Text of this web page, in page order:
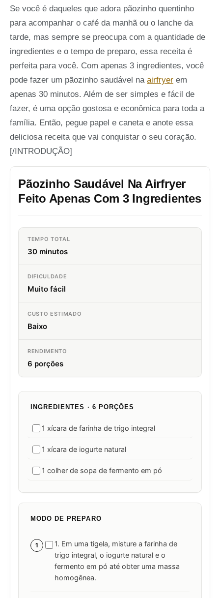
Se você é daqueles que adora pãozinho quentinho
para acompanhar o café da manhã ou o lanche da
tarde, mas sempre se preocupa com a quantidade de
ingredientes e o tempo de preparo, essa receita é
perfeita para você. Com apenas 3 ingredientes, você
pode fazer um pãozinho saudável na airfryer em
apenas 30 minutos. Além de ser simples e fácil de
fazer, é uma opção gostosa e econômica para toda a
família. Então, pegue papel e caneta e anote essa
deliciosa receita que vai conquistar o seu coração.
[/INTRODUÇÃO]
Pãozinho Saudável Na Airfryer
Feito Apenas Com 3 Ingredientes
TEMPO TOTAL
30 minutos
DIFICULDADE
Muito fácil
CUSTO ESTIMADO
Baixo
RENDIMENTO
6 porções
INGREDIENTES · 6 PORÇÕES
1 xícara de farinha de trigo integral
1 xícara de iogurte natural
1 colher de sopa de fermento em pó
MODO DE PREPARO
1
1. Em uma tigela, misture a farinha de
trigo integral, o iogurte natural e o
fermento em pó até obter uma massa
homogênea.